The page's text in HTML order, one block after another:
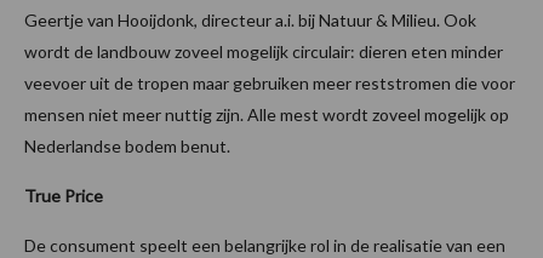
Geertje van Hooijdonk, directeur a.i. bij Natuur & Milieu. Ook
wordt de landbouw zoveel mogelijk circulair: dieren eten minder
veevoer uit de tropen maar gebruiken meer reststromen die voor
mensen niet meer nuttig zijn. Alle mest wordt zoveel mogelijk op
Nederlandse bodem benut.
True Price
De consument speelt een belangrijke rol in de realisatie van een